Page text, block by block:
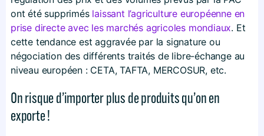
ont été supprimés laissant l’agriculture européenne en
prise directe avec les marchés agricoles mondiaux. Et
cette tendance est aggravée par la signature ou
négociation des différents traités de libre-échange au
niveau européen : CETA, TAFTA, MERCOSUR, etc.
On risque d’importer plus de produits qu’on en
exporte !